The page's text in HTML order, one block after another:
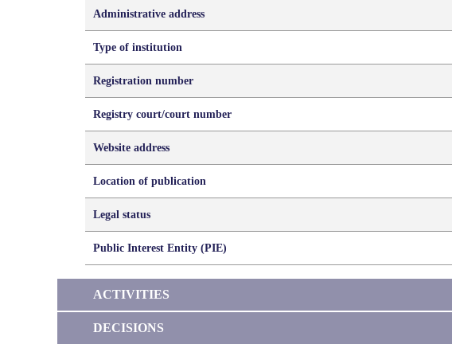
Administrative address
Type of institution
Registration number
Registry court/court number
Website address
Location of publication
Legal status
Public Interest Entity (PIE)
ACTIVITIES
21/15Loaded result
DECISIONS